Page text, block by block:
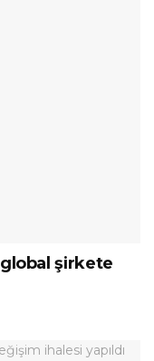
şirkete